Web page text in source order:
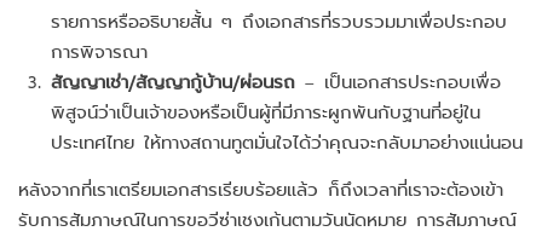
รายการหรืออธิบายสั้น ๆ ถึงเอกสารที่รวบรวมมาเพื่อประกอบ
การพิจารณา
สัญญาเช่า/สัญญากู้บ้าน/ผ่อนรถ– เป็นเอกสารประกอบเพื่อ
พิสูจน์ว่าเป็นเจ้าของหรือเป็นผู้ที่มีภาระผูกพันกับฐานที่อยู่ใน
ประเทศไทย ให้ทางสถานทูตมั่นใจได้ว่าคุณจะกลับมาอย่างแน่นอน
หลังจากที่เราเตรียมเอกสารเรียบร้อยแล้ว ก็ถึงเวลาที่เราจะต้องเข้า
รับการสัมภาษณ์ในการขอวีซ่าเชงเก้นตามวันนัดหมาย การสัมภาษณ์